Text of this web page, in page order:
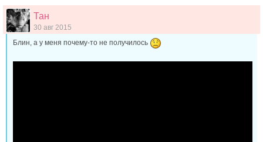
Тан
30 авг 2015
Блин, а у меня почему-то не получилось